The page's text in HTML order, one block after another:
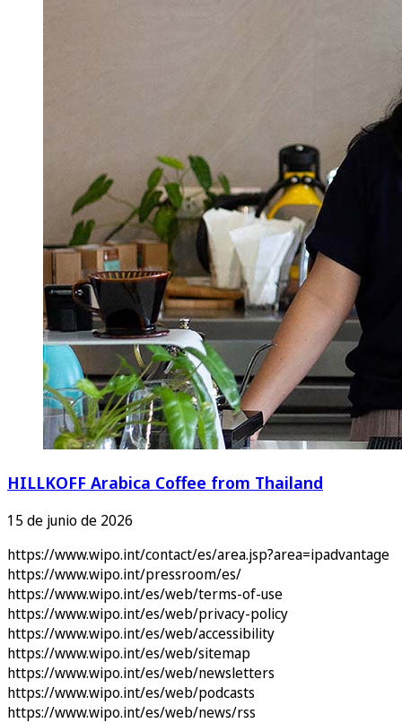
HILLKOFF Arabica Coffee from Thailand
15 de junio de 2026
https://www.wipo.int/contact/es/area.jsp?area=ipadvantage
https://www.wipo.int/pressroom/es/
https://www.wipo.int/es/web/terms-of-use
https://www.wipo.int/es/web/privacy-policy
https://www.wipo.int/es/web/accessibility
https://www.wipo.int/es/web/sitemap
https://www.wipo.int/es/web/newsletters
https://www.wipo.int/es/web/podcasts
https://www.wipo.int/es/web/news/rss